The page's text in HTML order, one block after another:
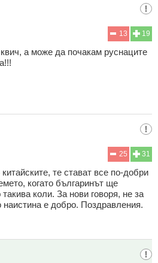
19
13
а може да почакам руснаците
31
25
те стават все по-добри
когато българинът ще
коли. За нови говоря, не за
наистина е добро. Поздравления.